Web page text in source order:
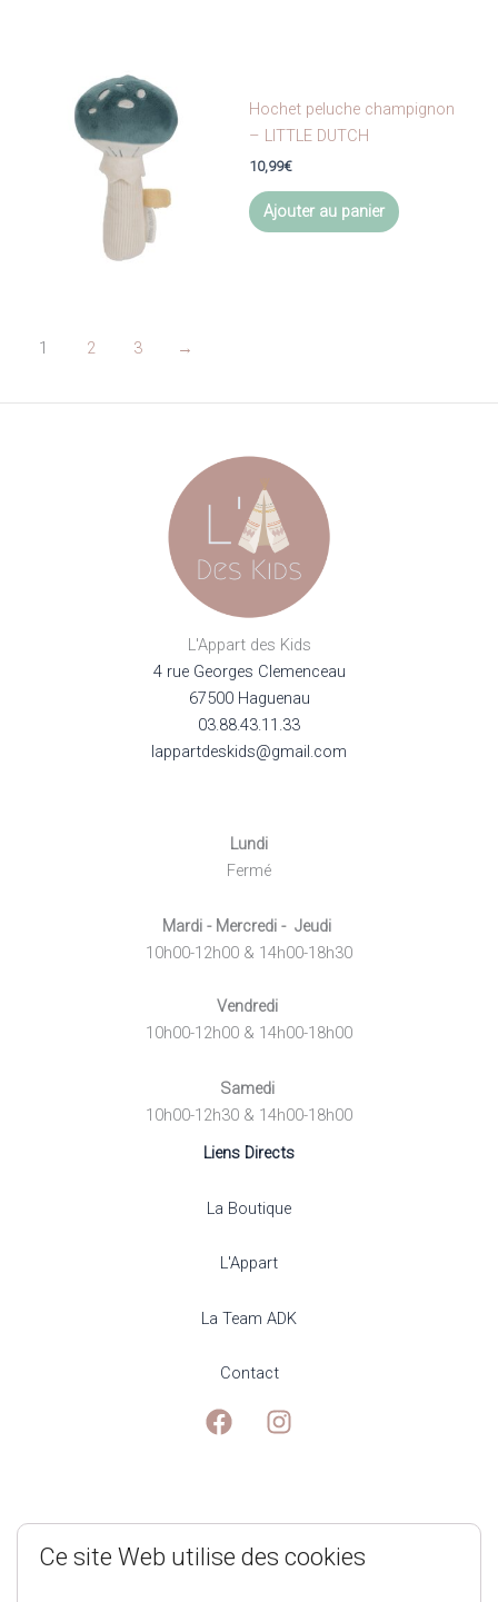
options
Hochet peluche champignon
– LITTLE DUTCH
10,99€
Ajouter au panier
1 2 3 →
L'Appart des Kids
4 rue Georges Clemenceau
67500 Haguenau
03.88.43.11.33
lappartdeskids@gmail.com
Lundi
Fermé
Mardi - Mercredi - Jeudi
10h00-12h00 & 14h00-18h30
Vendredi
10h00-12h00 & 14h00-18h00
Samedi
10h00-12h30 & 14h00-18h00
Liens Directs
La Boutique
L'Appart
La Team ADK
Contact
Mentions Légales
Ce site Web utilise des cookies